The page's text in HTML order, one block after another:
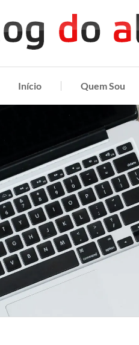
Início Quem Sou